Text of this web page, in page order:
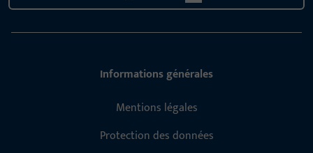
Informations générales
Mentions légales
Protection des données